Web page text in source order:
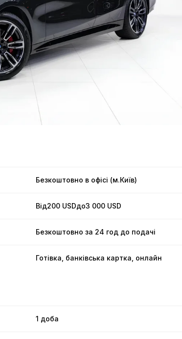
Безкоштовно в офісі (м.Київ)
Від200 USDдо3 000 USD
Безкоштовно за 24 год до подачі
Готівка, банківська картка, онлайн
1 доба